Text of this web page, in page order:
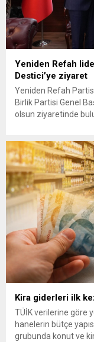
Yeniden Refah
Destici’ye ziyaret
Yeniden Refah
Birlik Partisi Genel
olsun ziyaretinde
başkan seçilmesi
Erbakan’a, Genel
Kira giderleri ilk
TÜİK verilerine göre
hanelerin bütçe
grubunda konut ve